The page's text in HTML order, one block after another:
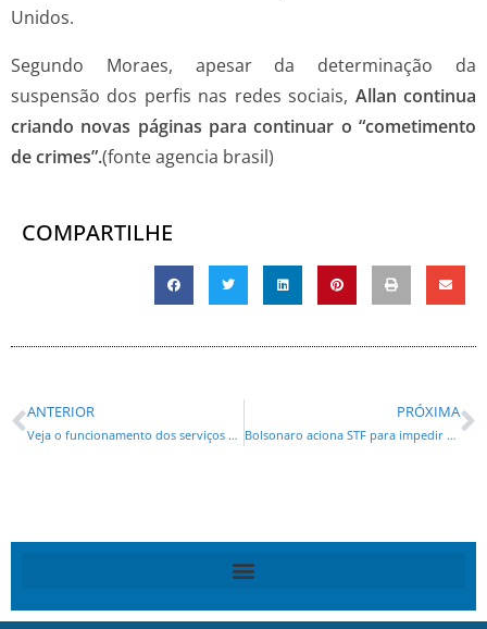
Unidos.
Segundo Moraes, apesar da determinação da
suspensão dos perfis nas redes sociais, Allan continua
criando novas páginas para continuar o “cometimento
de crimes”.(fonte agencia brasil)
COMPARTILHE
ANTERIOR
Veja o funcionamento dos serviços da Prefeitura de Curitiba no feriado de carnaval
PRÓXIMA
Bolsonaro aciona STF para impedir Dino e Zanin em ação sobre golpe